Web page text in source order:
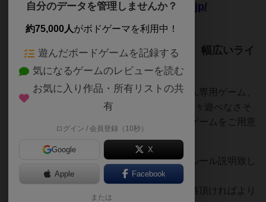
当店ＨＰはこちら https://www.brett.jp/
【初めての方からボードゲーマーまで、幅広いライ
ンナップとルール解説付きで安心！】
４歳から遊べる子供向けのゲームから、二人専用ゲーム、
6時間以上かかる超重量級ゲーム、他では中々遊べなさそ
うなレアなゲーム等々、多種多様なボードゲームをご用意
店内のボードゲームであれば、可能な限りルール説明致し
また、事前に遊びたいボードゲームをご連絡頂ければより
自分のデータを管理しませんか？
約75,000人がボドゲーマを利用中！
遊んだボードゲームを記録する
気になるゲームのレビューを読む
お気に入り作品・所有リストの共
有
ログイン / 会員登録（10秒）
Google X
Apple Facebook
または